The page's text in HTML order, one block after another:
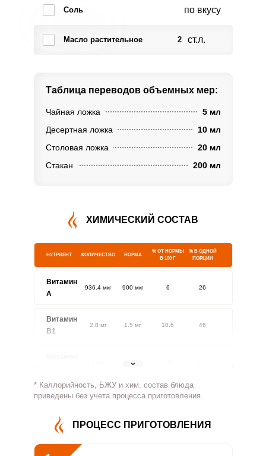
Соль по вкусу
Масло растительное 2 ст.л.
Таблица переводов объемных мер:
Чайная ложка
5 мл
Десертная ложка
10 мл
Столовая ложка
20 мл
Стакан
200 мл
ХИМИЧЕСКИЙ СОСТАВ
НУТРИЕНТ КОЛИЧЕСТВО НОРМА
% ОТ НОРМЫ
В 100 Г
% В ОДНОЙ
ПОРЦИИ
Витамин
A
936.4 мкг 900 мкг 6 26
Витамин
В1
2.8 мг 1.5 мг 10.6 46
1.8 мг
Витамин
48.7 мг 500 мг 0.6 2.4
Витамин
В5
* Каллорийность, БЖУ и хим. состав блюда
приведены без учета процесса приготовления.
ПРОЦЕСС ПРИГОТОВЛЕНИЯ